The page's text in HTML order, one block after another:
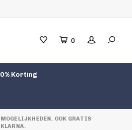
0
Korting
OOK GRATIS